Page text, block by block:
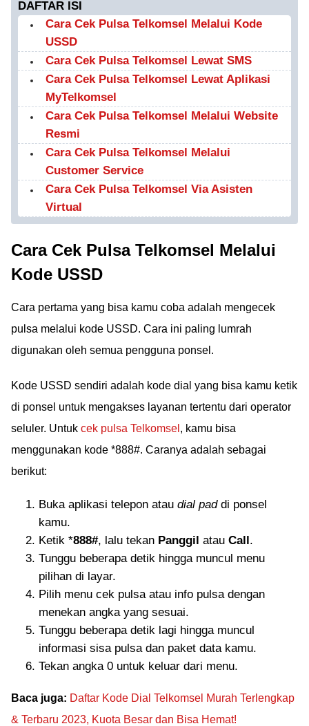
DAFTAR ISI
Cara Cek Pulsa Telkomsel Melalui Kode
USSD
Cara Cek Pulsa Telkomsel Lewat SMS
Cara Cek Pulsa Telkomsel Lewat Aplikasi
MyTelkomsel
Cara Cek Pulsa Telkomsel Melalui Website
Resmi
Cara Cek Pulsa Telkomsel Melalui
Customer Service
Cara Cek Pulsa Telkomsel Via Asisten
Virtual
Cara Cek Pulsa Telkomsel Melalui
Kode USSD
Cara pertama yang bisa kamu coba adalah mengecek
pulsa melalui kode USSD. Cara ini paling lumrah
digunakan oleh semua pengguna ponsel.
Kode USSD sendiri adalah kode dial yang bisa kamu ketik
di ponsel untuk mengakses layanan tertentu dari operator
seluler. Untuk cek pulsa Telkomsel , kamu bisa
menggunakan kode *888#. Caranya adalah sebagai
berikut:
Buka aplikasi telepon atau dial paddi ponsel
kamu.
Ketik *888#, lalu tekan Panggil atau Call.
Tunggu beberapa detik hingga muncul menu
pilihan di layar.
Pilih menu cek pulsa atau info pulsa dengan
menekan angka yang sesuai.
Tunggu beberapa detik lagi hingga muncul
informasi sisa pulsa dan paket data kamu.
Tekan angka 0 untuk keluar dari menu.
Baca juga: Daftar Kode Dial Telkomsel Murah Terlengkap
& Terbaru 2023, Kuota Besar dan Bisa Hemat!